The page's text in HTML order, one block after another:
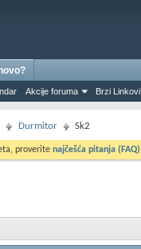
Akcije foruma Brzi Linkovi
Durmitor Sk2
proverite najčešća pitanja (FAQ)